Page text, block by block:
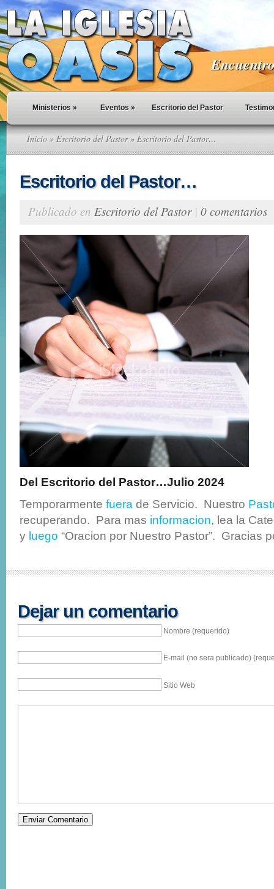
Ministerios » Eventos » Escritorio del Pastor
Inicio » Escritorio del Pastor» Escritorio del Pastor…
Escritorio del Pastor…
Publicado en Escritorio del Pastor| 0 comentarios
Del Escritorio del Pastor…Julio 2024
Temporarmente fuera de Servicio. Nuestro
recuperando. Para mas informacion, lea la
y luego “Oracion por Nuestro Pastor”. Gracias
Dejar un comentario
Nombre (requerido)
E-mail (no sera publicado)
Sitio Web